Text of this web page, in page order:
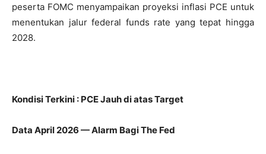
peserta FOMC menyampaikan proyeksi inflasi PCE untuk
menentukan jalur federal funds rate yang tepat hingga
2028.
Kondisi Terkini : PCE Jauh di atas Target
Data April 2026 — Alarm Bagi The Fed